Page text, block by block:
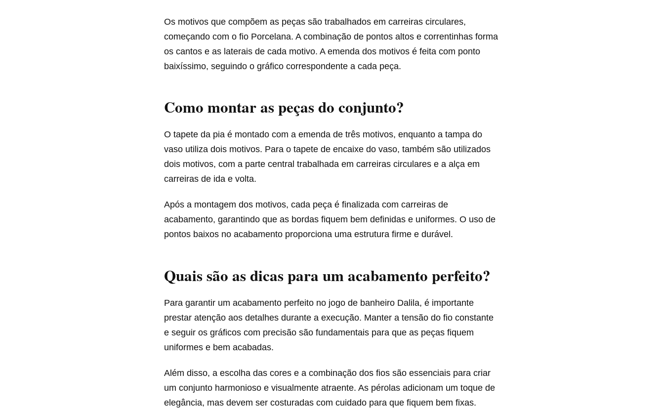
Os motivos que compõem as peças são trabalhados em carreiras circulares,
começando com o fio Porcelana. A combinação de pontos altos e correntinhas forma
os cantos e as laterais de cada motivo. A emenda dos motivos é feita com ponto
baixíssimo, seguindo o gráfico correspondente a cada peça.
Como montar as peças do conjunto?
O tapete da pia é montado com a emenda de três motivos, enquanto a tampa do
vaso utiliza dois motivos. Para o tapete de encaixe do vaso, também são utilizados
dois motivos, com a parte central trabalhada em carreiras circulares e a alça em
carreiras de ida e volta.
Após a montagem dos motivos, cada peça é finalizada com carreiras de
acabamento, garantindo que as bordas fiquem bem definidas e uniformes. O uso de
pontos baixos no acabamento proporciona uma estrutura firme e durável.
Quais são as dicas para um acabamento perfeito?
Para garantir um acabamento perfeito no jogo de banheiro Dalila, é importante
prestar atenção aos detalhes durante a execução. Manter a tensão do fio constante
e seguir os gráficos com precisão são fundamentais para que as peças fiquem
uniformes e bem acabadas.
Além disso, a escolha das cores e a combinação dos fios são essenciais para criar
um conjunto harmonioso e visualmente atraente. As pérolas adicionam um toque de
elegância, mas devem ser costuradas com cuidado para que fiquem bem fixas.